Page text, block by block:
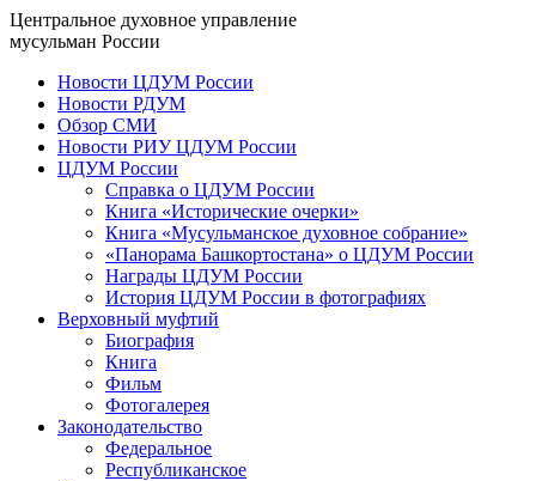
Центральное духовное управление
мусульман России
Новости ЦДУМ России
Новости РДУМ
Обзор СМИ
Новости РИУ ЦДУМ России
ЦДУМ России
Справка о ЦДУМ России
Книга «Исторические очерки»
Книга «Мусульманское духовное собрание»
«Панорама Башкортостана» о ЦДУМ России
Награды ЦДУМ России
История ЦДУМ России в фотографиях
Верховный муфтий
Биография
Книга
Фильм
Фотогалерея
Законодательство
Федеральное
Республиканское